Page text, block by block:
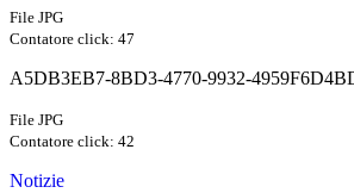
File JPG
Contatore click: 47
A5DB3EB7-8BD3-4770-9932-
File JPG
Contatore click: 42
Notizie